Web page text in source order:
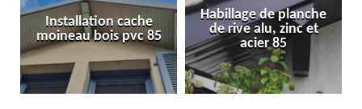
Installation cache
moineau bois pvc 85
Habillage de planche
de rive alu, zinc et
acier 85